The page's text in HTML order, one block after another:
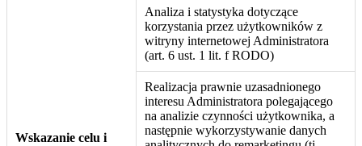
Wskazanie celu i
Analiza i statystyka dotyczące
korzystania przez użytkowników z
witryny internetowej Administratora
(art. 6 ust. 1 lit. f RODO)
Realizacja prawnie uzasadnionego
interesu Administratora polegającego
na analizie czynności użytkownika, a
następnie wykorzystywanie danych